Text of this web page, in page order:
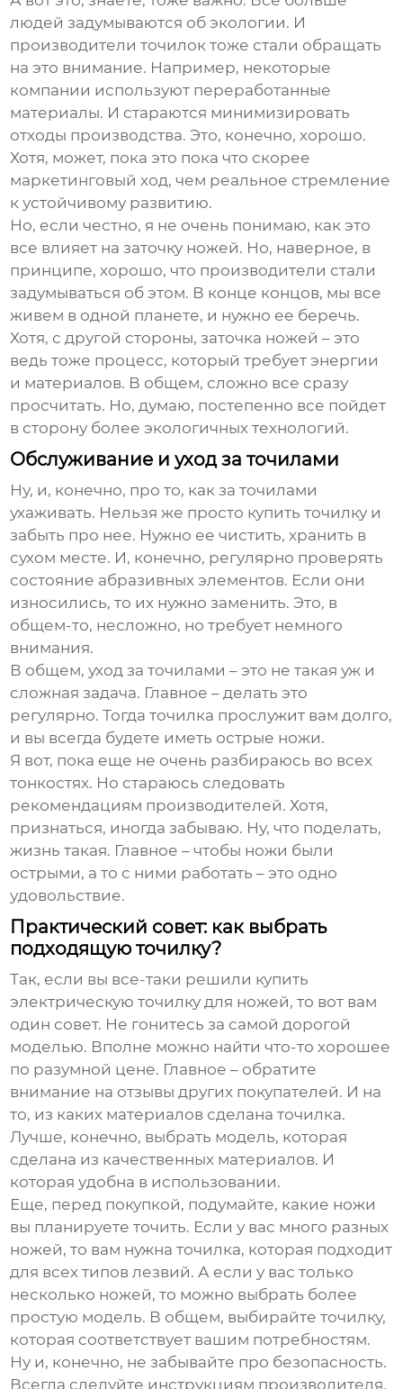
людей задумываются об экологии. И
производители точилок тоже стали обращать
на это внимание. Например, некоторые
компании используют переработанные
материалы. И стараются минимизировать
отходы производства. Это, конечно, хорошо.
Хотя, может, пока это пока что скорее
маркетинговый ход, чем реальное стремление
к устойчивому развитию.
Но, если честно, я не очень понимаю, как это
все влияет на заточку ножей. Но, наверное, в
принципе, хорошо, что производители стали
задумываться об этом. В конце концов, мы все
живем в одной планете, и нужно ее беречь.
Хотя, с другой стороны, заточка ножей – это
ведь тоже процесс, который требует энергии
и материалов. В общем, сложно все сразу
просчитать. Но, думаю, постепенно все пойдет
в сторону более экологичных технологий.
Обслуживание и уход за точилами
Ну, и, конечно, про то, как за точилами
ухаживать. Нельзя же просто купить точилку и
забыть про нее. Нужно ее чистить, хранить в
сухом месте. И, конечно, регулярно проверять
состояние абразивных элементов. Если они
износились, то их нужно заменить. Это, в
общем-то, несложно, но требует немного
внимания.
В общем, уход за точилами – это не такая уж и
сложная задача. Главное – делать это
регулярно. Тогда точилка прослужит вам долго,
и вы всегда будете иметь острые ножи.
Я вот, пока еще не очень разбираюсь во всех
тонкостях. Но стараюсь следовать
рекомендациям производителей. Хотя,
признаться, иногда забываю. Ну, что поделать,
жизнь такая. Главное – чтобы ножи были
острыми, а то с ними работать – это одно
удовольствие.
Практический совет: как выбрать
подходящую точилку?
Так, если вы все-таки решили купить
электрическую точилку для ножей, то вот вам
один совет. Не гонитесь за самой дорогой
моделью. Вполне можно найти что-то хорошее
по разумной цене. Главное – обратите
внимание на отзывы других покупателей. И на
то, из каких материалов сделана точилка.
Лучше, конечно, выбрать модель, которая
сделана из качественных материалов. И
которая удобна в использовании.
Еще, перед покупкой, подумайте, какие ножи
вы планируете точить. Если у вас много разных
ножей, то вам нужна точилка, которая подходит
для всех типов лезвий. А если у вас только
несколько ножей, то можно выбрать более
простую модель. В общем, выбирайте точилку,
которая соответствует вашим потребностям.
Ну и, конечно, не забывайте про безопасность.
Всегда следуйте инструкциям производителя.